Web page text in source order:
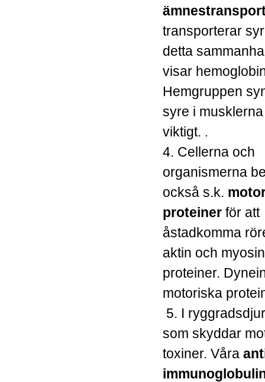
transporterar
detta
visar
Hemgruppen
syre i
viktigt.
4. Cellerna och
organismerna
också s.k.
proteiner för att
åstadkomma
aktin och
proteiner.
motoriska
5. I
som skyddar
toxiner. Våra